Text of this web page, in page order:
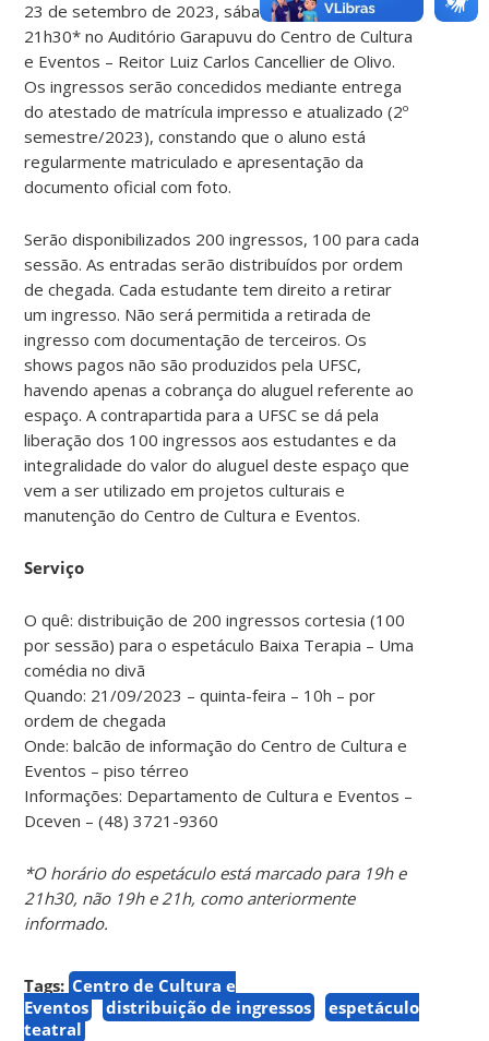
23 de setembro de 2023, sábado, às 19h e às
21h30* no Auditório Garapuvu do Centro de Cultura
e Eventos – Reitor Luiz Carlos Cancellier de Olivo.
Os ingressos serão concedidos mediante entrega
do atestado de matrícula impresso e atualizado (2º
semestre/2023), constando que o aluno está
regularmente matriculado e apresentação da
documento oficial com foto.
Serão disponibilizados 200 ingressos, 100 para cada
sessão. As entradas serão distribuídos por ordem
de chegada. Cada estudante tem direito a retirar
um ingresso. Não será permitida a retirada de
ingresso com documentação de terceiros. Os
shows pagos não são produzidos pela UFSC,
havendo apenas a cobrança do aluguel referente ao
espaço. A contrapartida para a UFSC se dá pela
liberação dos 100 ingressos aos estudantes e da
integralidade do valor do aluguel deste espaço que
vem a ser utilizado em projetos culturais e
manutenção do Centro de Cultura e Eventos.
Serviço
O quê: distribuição de 200 ingressos cortesia (100
por sessão) para o espetáculo Baixa Terapia – Uma
comédia no divã
Quando: 21/09/2023 – quinta-feira – 10h – por
ordem de chegada
Onde: balcão de informação do Centro de Cultura e
Eventos – piso térreo
Informações: Departamento de Cultura e Eventos –
Dceven – (48) 3721-9360
*O horário do espetáculo está marcado para 19h e
21h30, não 19h e 21h, como anteriormente
informado.
Tags: Centro de Cultura e
Eventos
distribuição de ingressos
espetáculo
teatral